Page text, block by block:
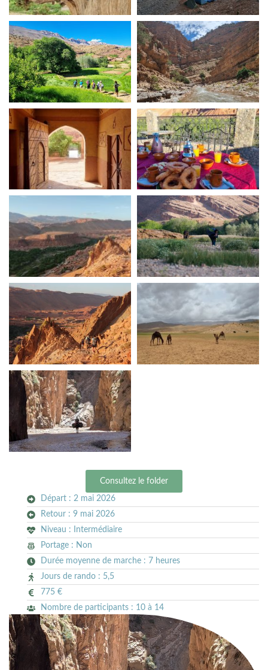
Départ : 2 mai 2026
Retour : 9 mai 2026
Niveau : Intermédiaire
Portage : Non
Durée moyenne de marche : 7 heures
Jours de rando : 5,5
775 €
Nombre de participants : 10 à 14
Consultez le folder